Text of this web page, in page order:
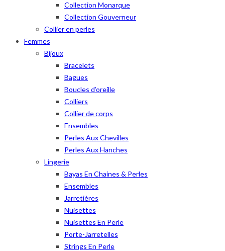
Collection Monarque
Collection Gouverneur
Collier en perles
Femmes
Bijoux
Bracelets
Bagues
Boucles d’oreille
Colliers
Collier de corps
Ensembles
Perles Aux Chevilles
Perles Aux Hanches
Lingerie
Bayas En Chaines & Perles
Ensembles
Jarretières
Nuisettes
Nuisettes En Perle
Porte-Jarretelles
Strings En Perle